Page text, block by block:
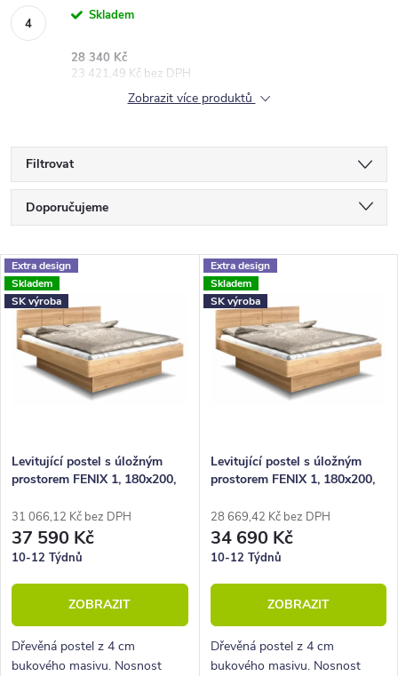
Skladem
28 340 Kč
23 421,49 Kč bez DPH
Zobrazit více produktů
Filtrovat
a
z
e
n
o
d
u
k
t
ů
Doporučujeme
Nejdražší
Nejprodávanější
Abecedně
V
ý
p
r
o
d
u
k
t
ů
Extra design
Skladem
SK výroba
Levitující postel s úložným
prostorem FENIX 1, 180x200,
31 066,12 Kč bez DPH
37 590 Kč
10-12 Týdnů
ZOBRAZIT
Dřevěná postel z 4 cm
bukového masivu. Nosnost
Extra design
Skladem
SK výroba
Levitující postel s úložným
prostorem FENIX 1, 180x200,
28 669,42 Kč bez DPH
34 690 Kč
10-12 Týdnů
ZOBRAZIT
Dřevěná postel z 4 cm
bukového masivu. Nosnost